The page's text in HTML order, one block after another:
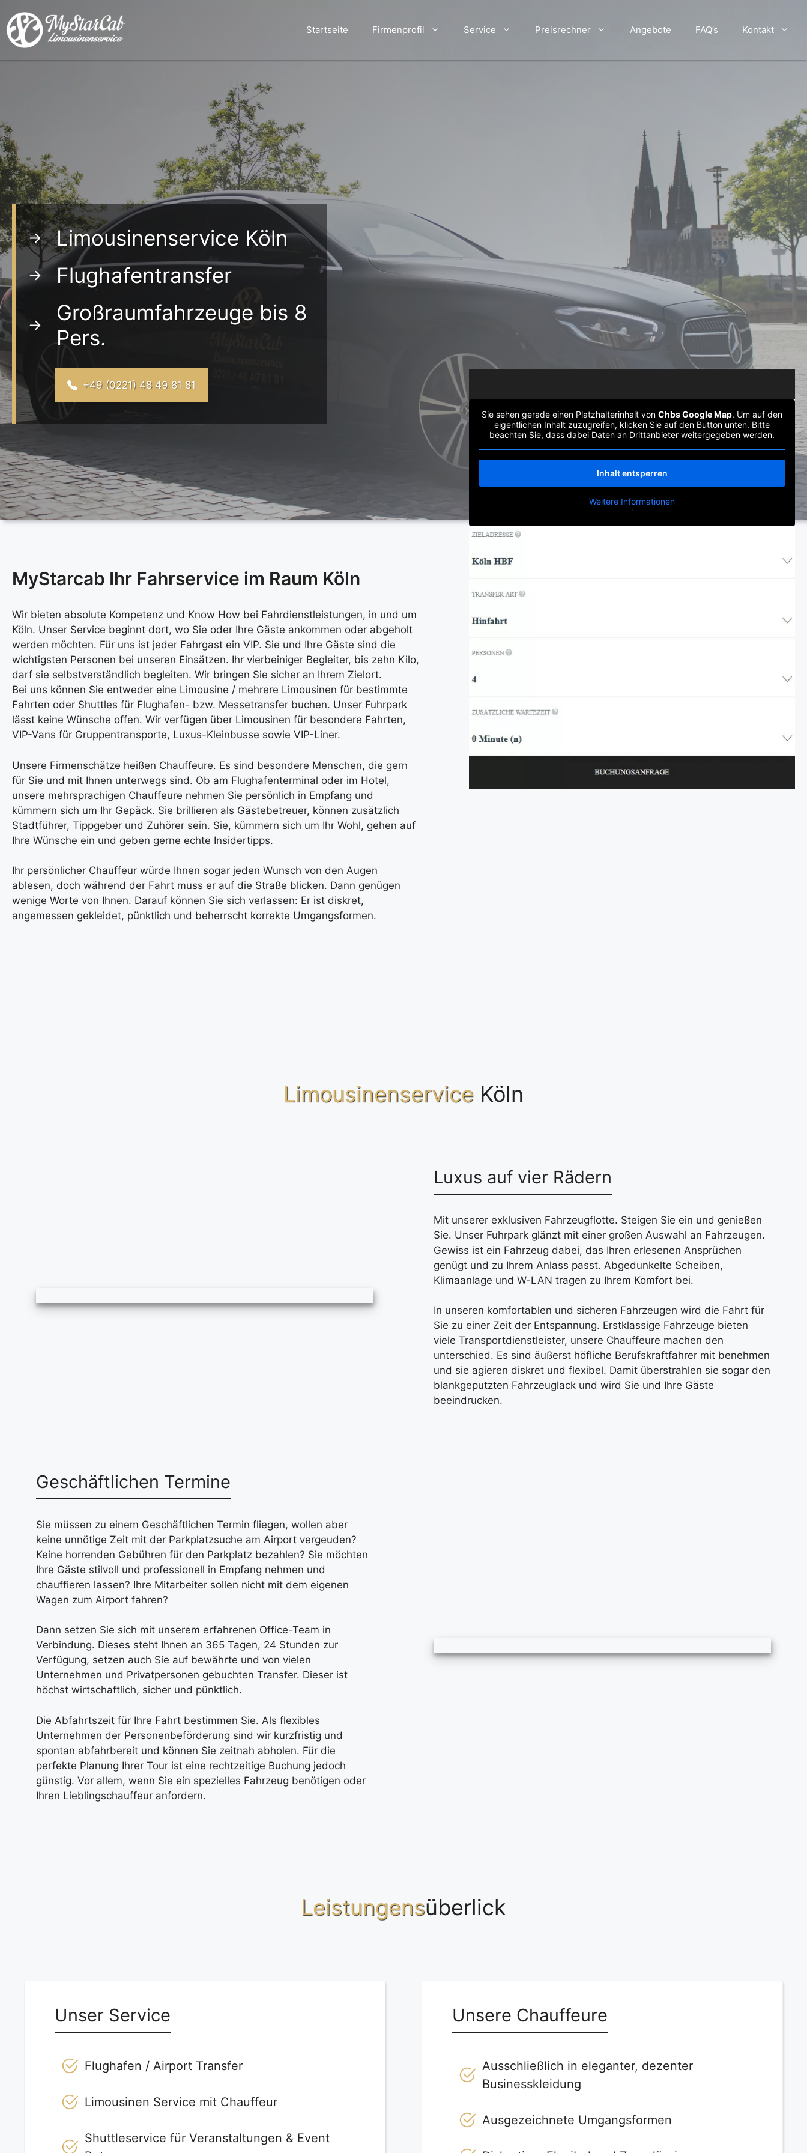
Inhalt
springen
Startseite Firmenprofil Service
Flughafen Köln Bonn
Flughafen Weeze MyStarCab-Zentrale
Preisrechner Angebote FAQ’s Kontakt
Limousinenservice Köln
Flughafentransfer
Großraumfahrzeuge bis 8
Pers.
+49 (0221) 48 49 81 81
MyStarcab Ihr Fahrservice im Raum Köln
Wir bieten absolute Kompetenz und Know How bei Fahrdienstleistungen, in und um
Köln. Unser Service beginnt dort, wo Sie oder Ihre Gäste ankommen oder abgeholt
werden möchten. Für uns ist jeder Fahrgast ein VIP. Sie und Ihre Gäste sind die
wichtigsten Personen bei unseren Einsätzen. Ihr vierbeiniger Begleiter, bis zehn Kilo,
darf sie selbstverständlich begleiten. Wir bringen Sie sicher an Ihrem Zielort.
Bei uns können Sie entweder eine Limousine / mehrere Limousinen für bestimmte
Fahrten oder Shuttles für Flughafen- bzw. Messetransfer buchen. Unser Fuhrpark
lässt keine Wünsche offen. Wir verfügen über Limousinen für besondere Fahrten,
VIP-Vans für Gruppentransporte, Luxus-Kleinbusse sowie VIP-Liner.
Unsere Firmenschätze heißen Chauffeure. Es sind besondere Menschen, die gern
für Sie und mit Ihnen unterwegs sind. Ob am Flughafenterminal oder im Hotel,
unsere mehrsprachigen Chauffeure nehmen Sie persönlich in Empfang und
kümmern sich um Ihr Gepäck. Sie brillieren als Gästebetreuer, können zusätzlich
Stadtführer, Tippgeber und Zuhörer sein. Sie, kümmern sich um Ihr Wohl, gehen auf
Ihre Wünsche ein und geben gerne echte Insidertipps.
Ihr persönlicher Chauffeur würde Ihnen sogar jeden Wunsch von den Augen
ablesen, doch während der Fahrt muss er auf die Straße blicken. Dann genügen
wenige Worte von Ihnen. Darauf können Sie sich verlassen: Er ist diskret,
angemessen gekleidet, pünktlich und beherrscht korrekte Umgangsformen.
Sie sehen gerade einen Platzhalterinhalt vonChbs Google Map. Um auf den
eigentlichen Inhalt zuzugreifen, klicken Sie auf den Button unten. Bitte
beachten Sie, dass dabei Daten an Drittanbieter weitergegeben werden.
Inhalt entsperren
Weitere Informationen
'
'
Limousinenservice Köln
Luxus auf vier Rädern
Mit unserer exklusiven Fahrzeugflotte. Steigen Sie ein und genießen
Sie. Unser Fuhrpark glänzt mit einer großen Auswahl an Fahrzeugen.
Gewiss ist ein Fahrzeug dabei, das Ihren erlesenen Ansprüchen
genügt und zu Ihrem Anlass passt. Abgedunkelte Scheiben,
Klimaanlage und W-LAN tragen zu Ihrem Komfort bei.
In unseren komfortablen und sicheren Fahrzeugen wird die Fahrt für
Sie zu einer Zeit der Entspannung. Erstklassige Fahrzeuge bieten
viele Transportdienstleister, unsere Chauffeure machen den
unterschied. Es sind äußerst höfliche Berufskraftfahrer mit benehmen
und sie agieren diskret und flexibel. Damit überstrahlen sie sogar den
blankgeputzten Fahrzeuglack und wird Sie und Ihre Gäste
beeindrucken.
Geschäftlichen Termine
Sie müssen zu einem Geschäftlichen Termin fliegen, wollen aber
keine unnötige Zeit mit der Parkplatzsuche am Airport vergeuden?
Keine horrenden Gebühren für den Parkplatz bezahlen? Sie möchten
Ihre Gäste stilvoll und professionell in Empfang nehmen und
chauffieren lassen? Ihre Mitarbeiter sollen nicht mit dem eigenen
Wagen zum Airport fahren?
Dann setzen Sie sich mit unserem erfahrenen Office-Team in
Verbindung. Dieses steht Ihnen an 365 Tagen, 24 Stunden zur
Verfügung, setzen auch Sie auf bewährte und von vielen
Unternehmen und Privatpersonen gebuchten Transfer. Dieser ist
höchst wirtschaftlich, sicher und pünktlich.
Die Abfahrtszeit für Ihre Fahrt bestimmen Sie. Als flexibles
Unternehmen der Personenbeförderung sind wir kurzfristig und
spontan abfahrbereit und können Sie zeitnah abholen. Für die
perfekte Planung Ihrer Tour ist eine rechtzeitige Buchung jedoch
günstig. Vor allem, wenn Sie ein spezielles Fahrzeug benötigen oder
Ihren Lieblingschauffeur anfordern.
Leistungensüberlick
Unser Service
Flughafen / Airport Transfer
Limousinen Service mit Chauffeur
Shuttleservice für Veranstaltungen & Event
Unsere Chauffeure
Ausschließlich in eleganter, dezenter
Businesskleidung
Ausgezeichnete Umgangsformen